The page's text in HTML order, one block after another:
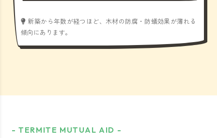
新築から年数が経つほど、木材の防腐・防蟻効果が薄れる
傾向にあります。
- TERMITE MUTUAL AID -